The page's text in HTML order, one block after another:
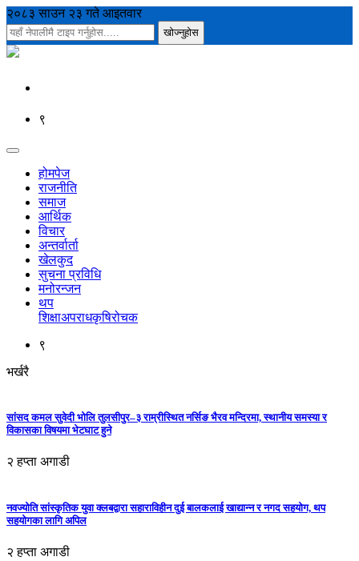
२०८३ साउन २३ गते आइतवार
९
होमपेज
राजनीति
समाज
आर्थिक
विचार
अन्तर्वार्ता
खेलकुद
सुचना प्रविधि
मनोरन्जन
थप
शिक्षाअपराधकृषिरोचक
९
भर्खरै
सांसद कमल सुवेदी भोलि तुलसीपुर–३ राम्रीस्थित नर्सिङ भैरव मन्दिरमा, स्थानीय समस्या र
विकासका विषयमा भेटघाट हुने
२ हप्ता अगाडी
नवज्योति सांस्कृतिक युवा क्लबद्वारा सहाराविहीन दुई बालकलाई खाद्यान्न र नगद सहयोग, थप
सहयोगका लागि अपिल
२ हप्ता अगाडी